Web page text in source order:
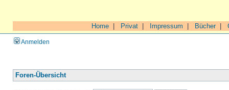
Home Privat Impressum Bücher|
Anmelden
Foren-Übersicht